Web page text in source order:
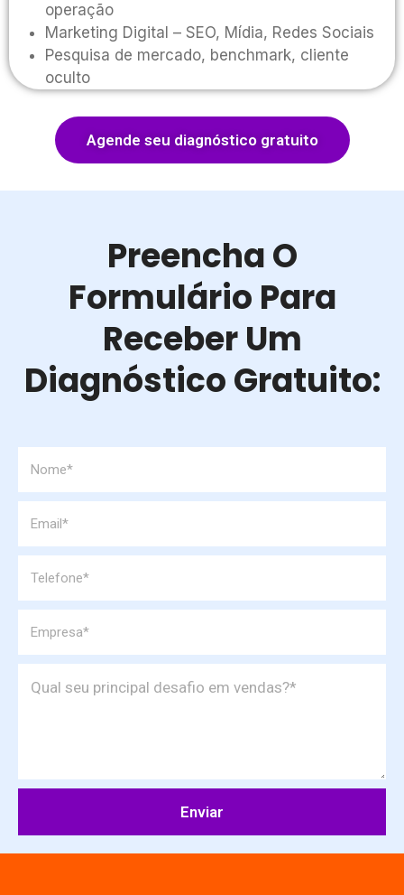
operação
Marketing Digital – SEO, Mídia, Redes Sociais
Pesquisa de mercado, benchmark, cliente
oculto
Agende seu diagnóstico gratuito
Preencha O
Formulário Para
Receber Um
Diagnóstico Gratuito:
Enviar